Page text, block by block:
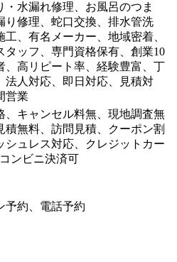
水漏れ修理、お風呂のつま
り修理、蛇口交換、排水管洗
、有名メーカー、地域密着、
タッフ、専門資格保有、創業10
、高リピート率、経験豊富、丁
法人対応、即日対応、見積対
営業
、キャンセル料無、現地調査無
積無料、訪問見積、クーポン割
シュレス対応、クレジットカー
ンビニ決済可
予約、電話予約